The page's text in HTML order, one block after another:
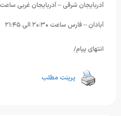
آدربایجان شرقی – آدربایجان غربی ساعت ۱۹ الی ۲۰:۱۵
آبادان – فارس ساعت ۲۰:۳۰ الی ۲۱:۴۵
انتهای پیام/
پرینت مطلب